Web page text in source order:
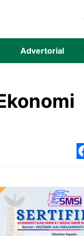
Advertorial